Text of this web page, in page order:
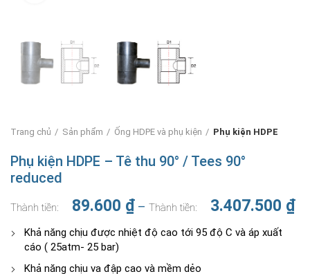
Trang chủ Sản phẩm Ống HDPE và phụ kiện Phụ kiện HDPE
Phụ kiện HDPE – Tê thu 90° / Tees 90°
reduced
89.600 ₫ – 3.407.500 ₫
Khả năng chịu được nhiệt độ cao tới 95 độ C và áp xuất
cáo ( 25atm- 25 bar)
Khả năng chịu va đập cao và mềm dẻo